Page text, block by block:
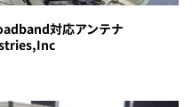
対応アンテナ